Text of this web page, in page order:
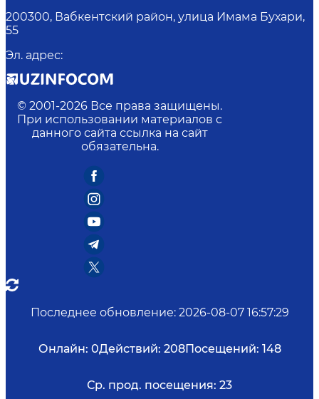
200300, Вабкентский район, улица Имама Бухари,
55
Эл. адрес:
© 2001-2026 Все права защищены.
При использовании материалов с
данного сайта ссылка на сайт
обязательна.
Последнее обновление: 2026-08-07 16:57:29
Онлайн: 0Действий: 208Посещений: 148
Ср. прод. посещения: 23